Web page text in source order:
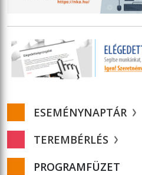
ESEMÉNYNAPTÁR
TEREMBÉRLÉS
PROGRAMFÜZET